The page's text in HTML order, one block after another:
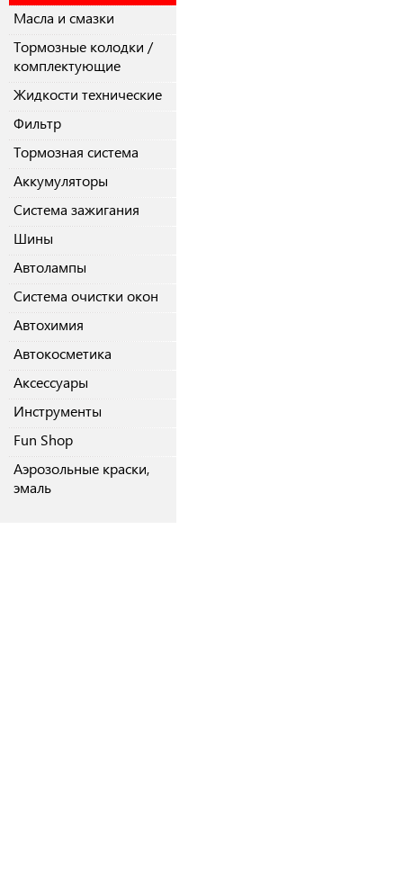
Масла и смазки
Тормозные колодки /
комплектующие
Жидкости технические
Фильтр
Тормозная система
Аккумуляторы
Система зажигания
Шины
Автолампы
Система очистки окон
Автохимия
Автокосметика
Аксессуары
Инструменты
Fun Shop
Аэрозольные краски,
эмаль